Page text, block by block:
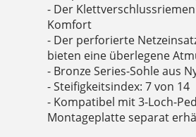
- Der
Komfort
- Der perforierte
bieten eine überlegene
- Bronze Series-Sohle aus
- Steifigkeitsindex: 7 von 14
- Kompatibel mit 3-Loch-
Montageplatte separat